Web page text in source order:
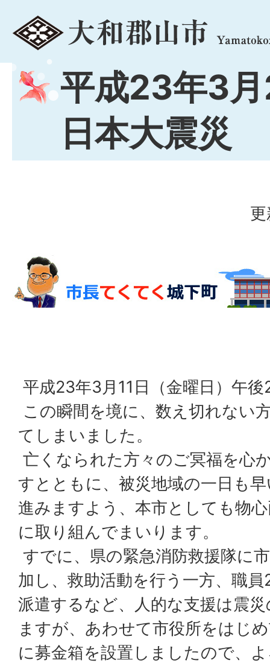
menu
平成23年3
日本大震災
平成23年3月11日（金曜日）午
この瞬間を境に、数え切れない
てしまいました。
亡くなられた方々のご冥福を心
すとともに、被災地域の一日も
進みますよう、本市としても物
に取り組んでまいります。
すでに、県の緊急消防救援隊に
加し、救助活動を行う一方、職
派遣するなど、人的な支援は震
ますが、あわせて市役所をはじ
に募金箱を設置しましたので、